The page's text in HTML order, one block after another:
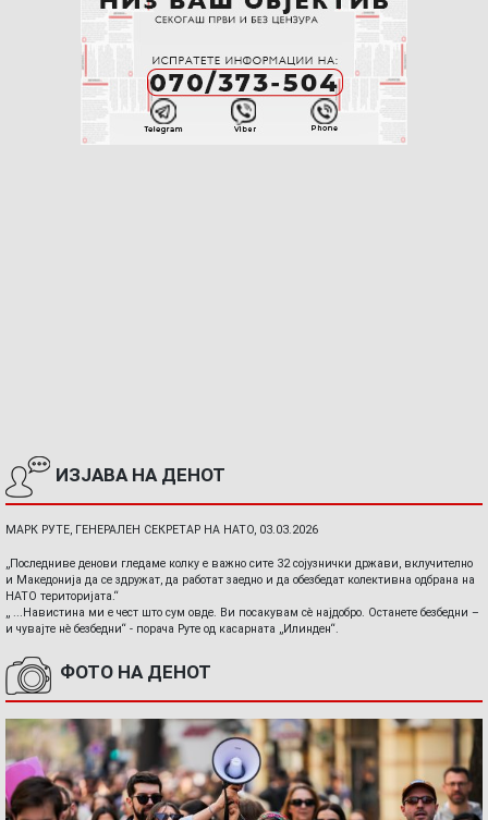
ИЗЈАВА НА ДЕНОТ
МАРК РУТЕ, ГЕНЕРАЛЕН СЕКРЕТАР НА НАТО, 03.03.2026
„Последниве денови гледаме колку е важно сите 32 сојузнички држави, вклучително
и Македонија да се здружат, да работат заедно и да обезбедат колективна одбрана на
НАТО територијата.“
„ ...Навистина ми е чест што сум овде. Ви посакувам сè најдобро. Останете безбедни –
и чувајте нè безбедни“ - порача Руте од касарната „Илинден“.
ФОТО НА ДЕНОТ